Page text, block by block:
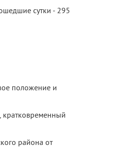
сутки - 295
положение и
кратковременный
района от